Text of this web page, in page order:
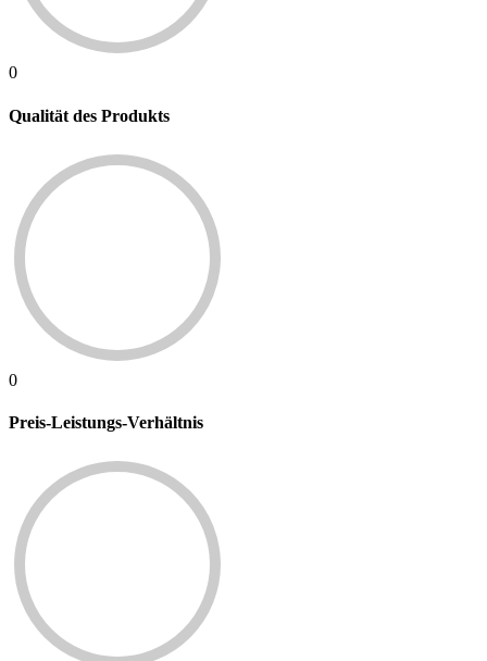
0
Qualität des Produkts
0
Preis-Leistungs-Verhältnis